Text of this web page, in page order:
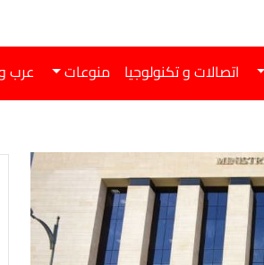
اتصالات و تكنولوجيا منوعات عرب